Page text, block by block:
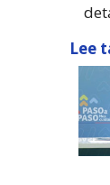
Lee